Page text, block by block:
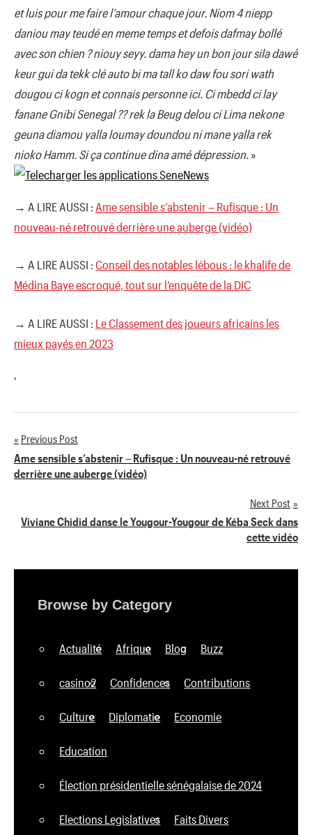
et luis pour me faire l’amour chaque jour. Niom 4 niepp
daniou may teudé en meme temps et defois dafmay bollé
avec son chien ? niouy seyy. dama hey un bon jour sila dawé
keur gui da tekk clé auto bi ma tall ko daw fou sori wath
dougou ci kogn et connais personne ici. Ci mbedd ci lay
fanane Gnibi Senegal ?? rek la Beug delou ci Lima nekone
geuna diamou yalla loumay doundou ni mane yalla rek
nioko Hamm. Si ça continue dina amé dépression. »
→ A LIRE AUSSI : Ame sensible s’abstenir – Rufisque : Un
nouveau-né retrouvé derrière une auberge (vidéo)
→ A LIRE AUSSI : Conseil des notables lébous : le khalife de
Médina Baye escroqué, tout sur l’enquête de la DIC
→ A LIRE AUSSI : Le Classement des joueurs africains les
mieux payés en 2023
'
Navigation
de
Previous Post
Ame sensible s’abstenir – Rufisque : Un nouveau-né retrouvé
derrière une auberge (vidéo)
Next Post
Viviane Chidid danse le Yougour-Yougour de Kéba Seck dans
cette vidéo
Browse by Category
Actualité Afrique Blog Buzz
casino2 Confidences Contributions
Culture Diplomatie Economie
Education
Élection présidentielle sénégalaise de 2024
Elections Legislatives Faits Divers